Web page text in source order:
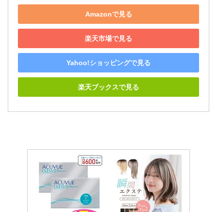
Amazonで見る
楽天市場で見る
Yahoo!ショッピングで見る
楽天ブックスで見る